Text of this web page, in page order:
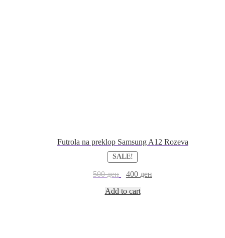
Futrola na preklop Samsung A12 Rozeva
SALE!
500ден 400 ден
Add to cart